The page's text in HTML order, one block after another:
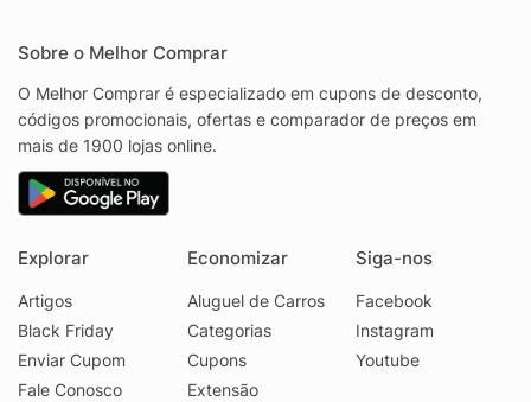
Sobre o Melhor Comprar
O Melhor Comprar é especializado em cupons de desconto,
códigos promocionais, ofertas e comparador de preços em
mais de 1900 lojas online.
Explorar
Artigos
Black Friday
Enviar Cupom
Fale Conosco
Economizar
Aluguel de Carros
Categorias
Cupons
Extensão
Siga-nos
Facebook
Instagram
Youtube